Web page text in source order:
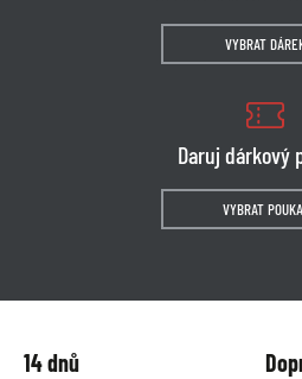
VYBRAT
Daruj dárkový
VYBRAT
14 dnů